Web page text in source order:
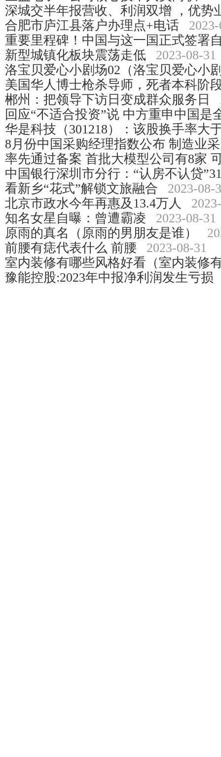
深城交半年报营收、利润双增 ，优势
合肥市庐江县落户办理点+电话
重要里程碑！中国与这一国正式签署
新型城镇化板块震荡走低
2023-08-31
洛宝贝爱心小剧场02（洛宝贝爱心小
美国华人博士枪杀导师，死者本科阶
郴州：把领导下访日变成群众服务日
回应“不适合投资”说 中方重申中国是
华是科技（301218）：该股换手率大
8月份中国采购经理指数公布 制造业
率先通过备案 首批大模型公司有8家
中国银行深圳市分行：“认房不认贷
看新乡“花式”解锁文旅融合
2023-08-
北京市政水今年再惠及13.4万人
知名女星自曝：曾遭霸凌
2023-08-31
原雨的真名（原雨的男朋友是谁）
前腰有痣代表什么 前腰
2023-08-31
室内装修有哪些风格好看（室内装修
豫能控股:2023年中报净利润发生亏损